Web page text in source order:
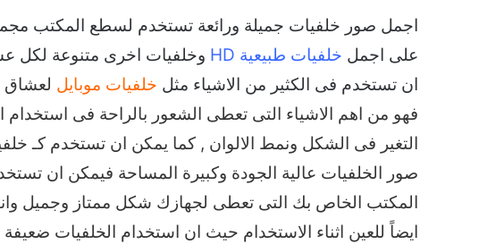
اجمل صور خلفيات جميلة ورائعة تستخدم لسطع المكتب
على اجمل خلفيات طبيعية HD
وخلفيات اخرى متنوعة لكل
ان تستخدم فى الكثير من الاشياء مثل خلفيات موبايل لعشاق
فهو من اهم الاشياء التى تعطى الشعور بالراحة فى
التغير فى الشكل ونمط الالوان , كما يمكن ان تستخدم كـ
صور الخلفيات عالية الجودة وكبيرة المساحة فيمكن ان
المكتب الخاص بك التى تعطى لجهازك شكل ممتاز وجميل
ايضاً للعين اثناء الاستخدام حيث ان استخدام الخلفيات